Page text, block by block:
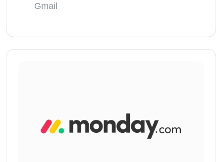
Gmail